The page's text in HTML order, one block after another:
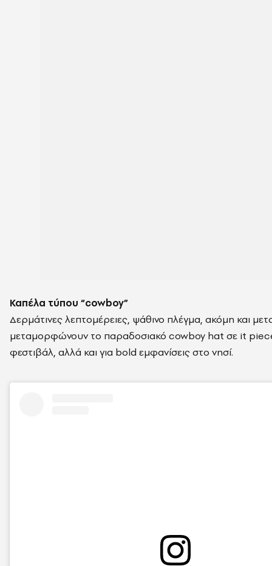
Καπέλα τύπου “cowboy”
Δερμάτινες λεπτομέρειες, ψάθινο πλέγμα, ακόμη και
μεταμορφώνουν το παραδοσιακό cowboy hat σε it piece.
φεστιβάλ, αλλά και για bold εμφανίσεις στο νησί.